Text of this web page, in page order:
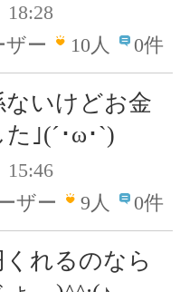
18:28
ザー
10人 0件
ないけどお金
｣(´･ω･`)
15:46
ザー
9人 0件
くれるのなら